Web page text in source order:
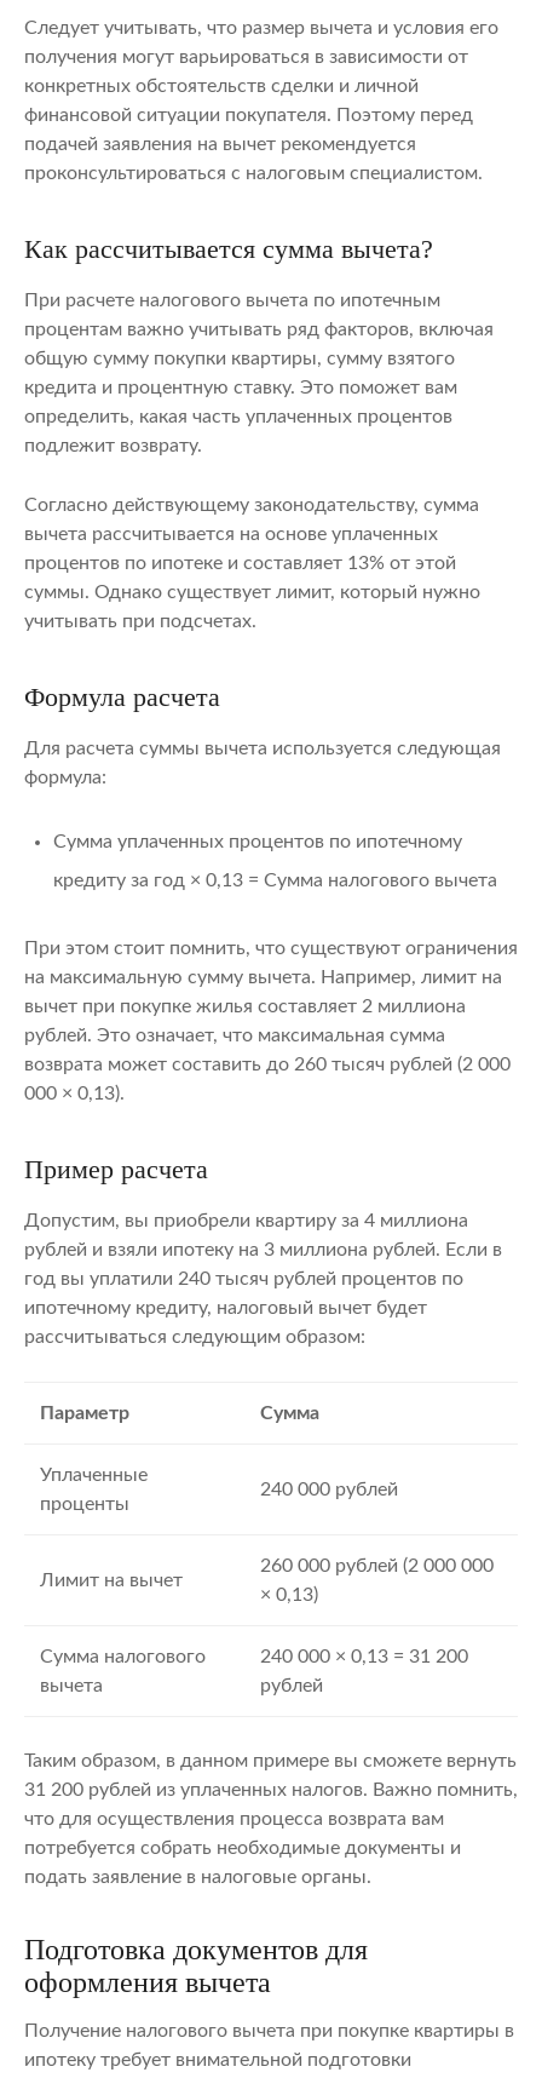
Следует учитывать, что размер вычета и условия его
получения могут варьироваться в зависимости от
конкретных обстоятельств сделки и личной
финансовой ситуации покупателя. Поэтому перед
подачей заявления на вычет рекомендуется
проконсультироваться с налоговым специалистом.
Как рассчитывается сумма вычета?
При расчете налогового вычета по ипотечным
процентам важно учитывать ряд факторов, включая
общую сумму покупки квартиры, сумму взятого
кредита и процентную ставку. Это поможет вам
определить, какая часть уплаченных процентов
подлежит возврату.
Согласно действующему законодательству, сумма
вычета рассчитывается на основе уплаченных
процентов по ипотеке и составляет 13% от этой
суммы. Однако существует лимит, который нужно
учитывать при подсчетах.
Формула расчета
Для расчета суммы вычета используется следующая
формула:
Сумма уплаченных процентов по ипотечному
кредиту за год × 0,13 = Сумма налогового вычета
При этом стоит помнить, что существуют ограничения
на максимальную сумму вычета. Например, лимит на
вычет при покупке жилья составляет 2 миллиона
рублей. Это означает, что максимальная сумма
возврата может составить до 260 тысяч рублей (2 000
000 × 0,13).
Пример расчета
Допустим, вы приобрели квартиру за 4 миллиона
рублей и взяли ипотеку на 3 миллиона рублей. Если в
год вы уплатили 240 тысяч рублей процентов по
ипотечному кредиту, налоговый вычет будет
рассчитываться следующим образом:
Параметр Сумма
Уплаченные
проценты
240 000 рублей
Лимит на вычет
260 000 рублей (2 000 000
× 0,13)
Сумма налогового
вычета
240 000 × 0,13 = 31 200
рублей
Таким образом, в данном примере вы сможете вернуть
31 200 рублей из уплаченных налогов. Важно помнить,
что для осуществления процесса возврата вам
потребуется собрать необходимые документы и
подать заявление в налоговые органы.
Подготовка документов для
оформления вычета
Получение налогового вычета при покупке квартиры в
ипотеку требует внимательной подготовки